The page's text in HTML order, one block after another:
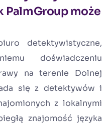
PalmGroup może
detektywistyczne,
doświadczeniu
na terenie Dolnej
się z detektywów i
z lokalnymi
znajomość języka